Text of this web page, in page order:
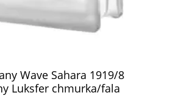
Wave Sahara 1919/8
Luksfer chmurka/fala